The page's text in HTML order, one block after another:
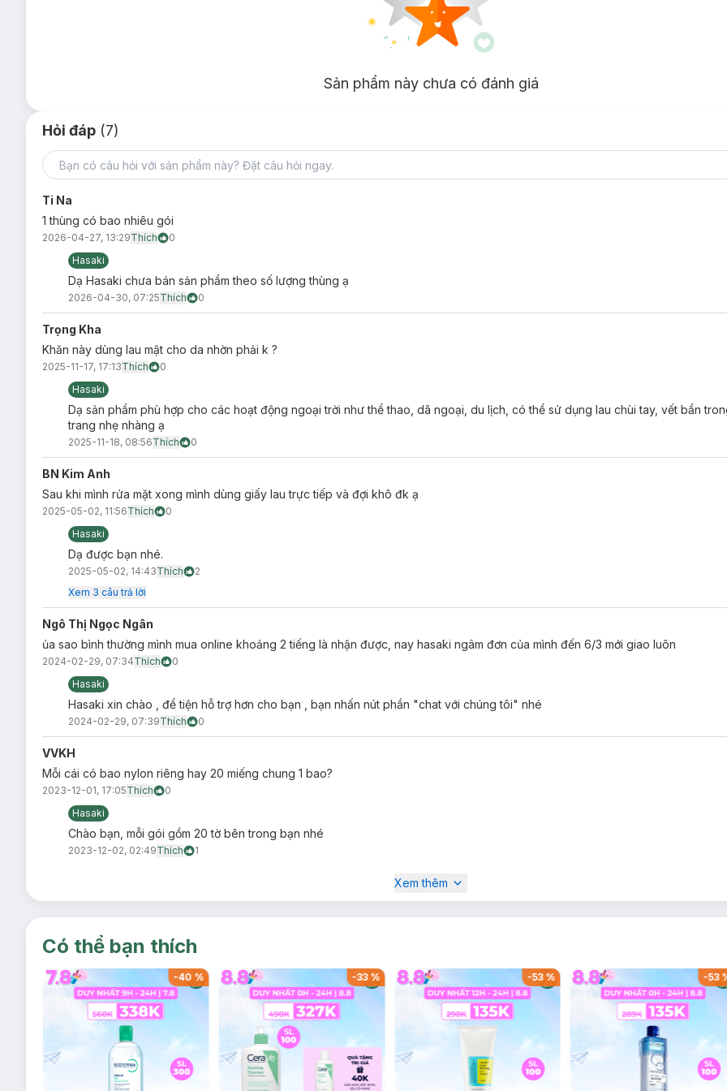
Tránh ánh nắng trực tiếp, nơi có nhiệt độ cao hoặc ẩm ướt.
Thương hiệu:
Xuất xứ thương hiệu:Nhật Bản
Nhật Bản.
Sản phẩm này chưa có đánh giá
Hỏi đáp (7)
Ti Na
1 thùng có bao nhiêu gói
2026-04-27, 13:29Thích
0
Hasaki
Dạ Hasaki chưa bán sản phẩm theo số lượng thùng ạ
2026-04-30, 07:25Thích 0
Trọng Kha
Khăn này dùng lau mật cho da nhờn phải k ?
2025-11-17, 17:13Thích
0
Hasaki
Dạ sản phẩm phù hợp cho các hoạt động ngoại trời như thể thao, dã ngoại, du lịch, có thể sử dụng lau chùi tay, vết bẩn
trang nhẹ nhàng ạ
2025-11-18, 08:56Thích 0
BN Kim Anh
Sau khi mình rửa mặt xong mình dùng giấy lau trực tiếp và đợi khô đk ạ
2025-05-02, 11:56Thích
0
Hasaki
Dạ được bạn nhé.
2025-05-02, 14:43Thích
2
Xem 3 câu trả lời
Ngô Thị Ngọc Ngân
ủa sao bình thường mình mua online khoảng 2 tiếng là nhận được, nay hasaki ngâm đơn của mình đến 6/3 mới giao luôn
2024-02-29, 07:34Thích
0
Hasaki
Hasaki xin chào , để tiện hỗ trợ hơn cho bạn , bạn nhấn nút phần "chat với chúng tôi" nhé
2024-02-29, 07:39Thích 0
VVKH
Mỗi cái có bao nylon riêng hay 20 miếng chung 1 bao?
2023-12-01, 17:05Thích
0
Hasaki
Chào bạn, mỗi gói gồm 20 tờ bên trong bạn nhé
2023-12-02, 02:49Thích 1
Xem thêm
Có thể bạn thích
-40 % -33% -53% -53